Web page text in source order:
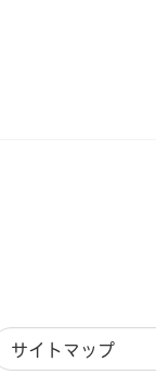
サイトマップ